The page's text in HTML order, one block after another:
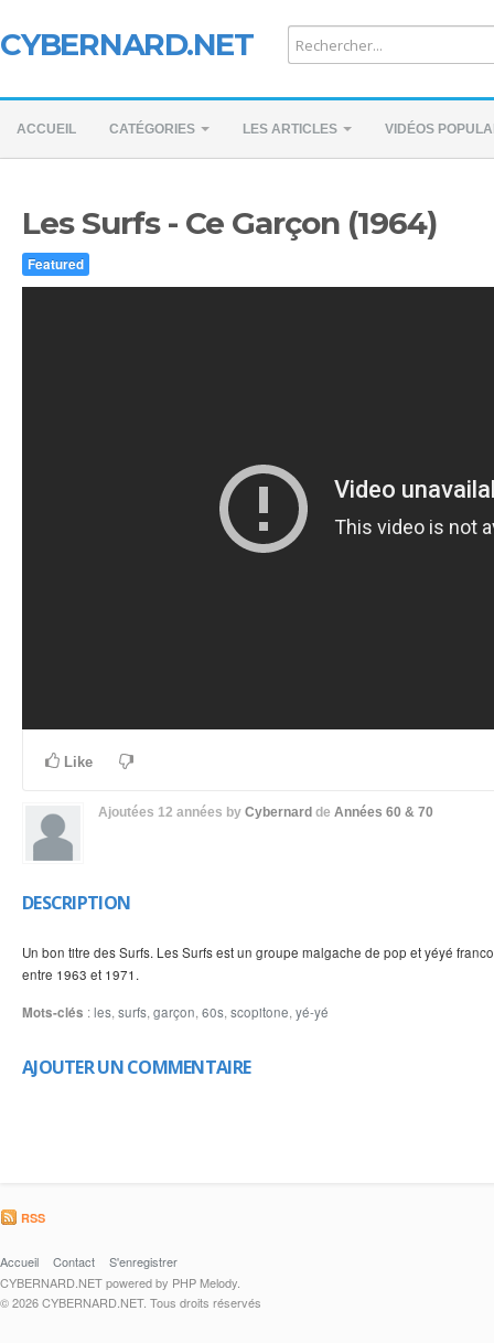
CYBERNARD.NET
ACCUEIL CATÉGORIES LES ARTICLES VIDÉOS
Les Surfs - Ce Garçon (1964)
Featured
Like
Ajoutées 12 années by Cybernard de Années 60 & 70
DESCRIPTION
Un bon titre des Surfs. Les Surfs est un groupe malgache de pop et yéyé
entre 1963 et 1971.
Mots-clés :les, surfs, garçon, 60s, scopitone, yé-yé
AJOUTER UN COMMENTAIRE
RSS
Accueil Contact
S'enregistrer
CYBERNARD.NET powered by PHP Melody.
© 2026 CYBERNARD.NET. Tous droits réservés